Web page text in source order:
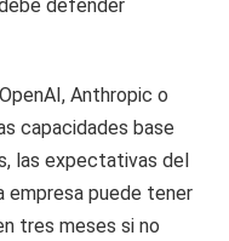
defender
Anthropic o
capacidades base
las expectativas del
empresa puede tener
tres meses si no